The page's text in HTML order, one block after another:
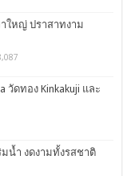
ใหญ่ ปราสาทงาม
วัดทอง Kinkakuji และ
น้ำ งดงามทั้งรสชาติ